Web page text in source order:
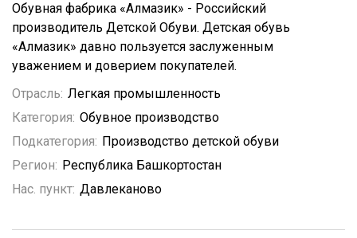
Обувная фабрика «Алмазик» - Российский
производитель Детской Обуви. Детская обувь
«Алмазик» давно пользуется заслуженным
уважением и доверием покупателей.
Отрасль: Легкая промышленность
Категория: Обувное производство
Подкатегория: Производство детской обуви
Регион: Республика Башкортостан
Нас. пункт: Давлеканово